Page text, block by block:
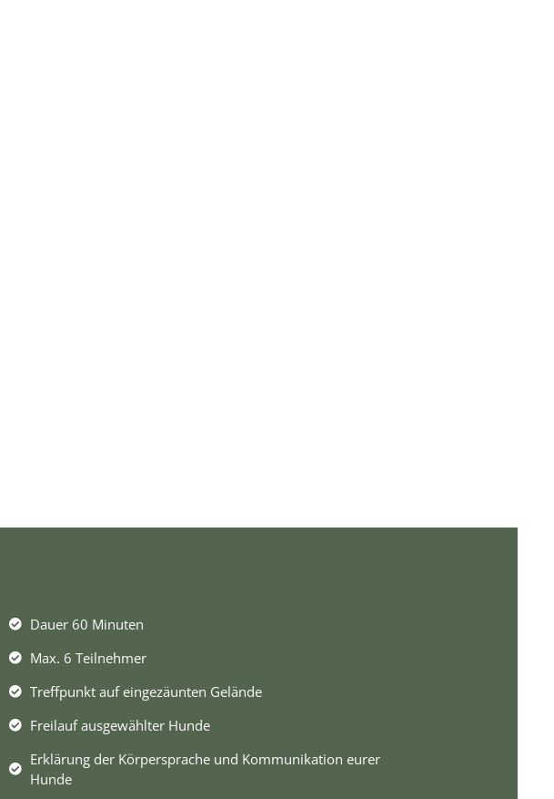
Dauer 60 Minuten
Max. 6 Teilnehmer
Treffpunkt auf eingezäunten Gelände
Freilauf ausgewählter Hunde
Erklärung der Körpersprache und Kommunikation eurer
Hunde